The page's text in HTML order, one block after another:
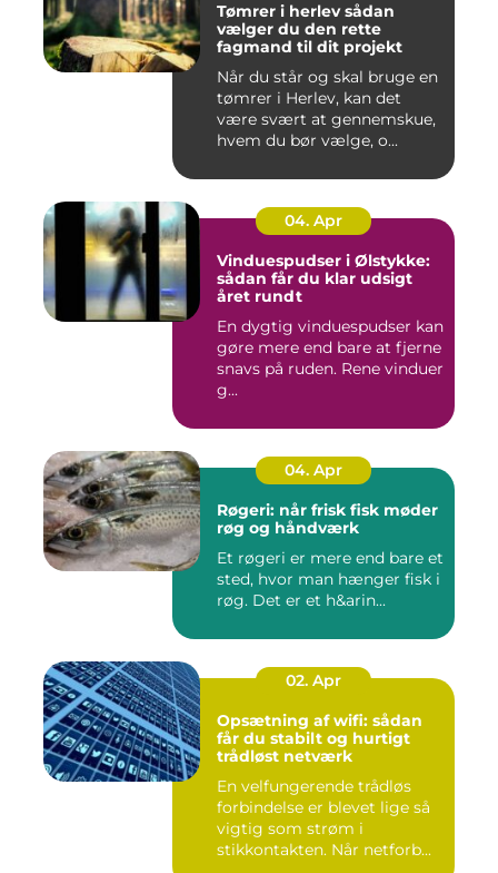
Tømrer i herlev sådan
vælger du den rette
fagmand til dit projekt
Når du står og skal bruge en
tømrer i Herlev, kan det
være svært at gennemskue,
hvem du bør vælge, o...
04. Apr
Vinduespudser i Ølstykke:
sådan får du klar udsigt
året rundt
En dygtig vinduespudser kan
gøre mere end bare at fjerne
snavs på ruden. Rene vinduer
g...
04. Apr
Røgeri: når frisk fisk møder
røg og håndværk
Et røgeri er mere end bare et
sted, hvor man hænger fisk i
røg. Det er et h&arin...
02. Apr
Opsætning af wifi: sådan
får du stabilt og hurtigt
trådløst netværk
En velfungerende trådløs
forbindelse er blevet lige så
vigtig som strøm i
stikkontakten. Når netforb...